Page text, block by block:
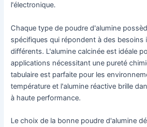
l'électronique.
Chaque type de poudre d'alumine
spécifiques qui répondent à des besoins
différents. L'alumine calcinée est idéale
applications nécessitant une pureté
tabulaire est parfaite pour les
température et l'alumine réactive brille
à haute performance.
Le choix de la bonne poudre d'alumine